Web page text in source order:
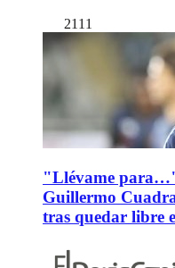
2111
"Llévame
Guillermo
tras quedar libre